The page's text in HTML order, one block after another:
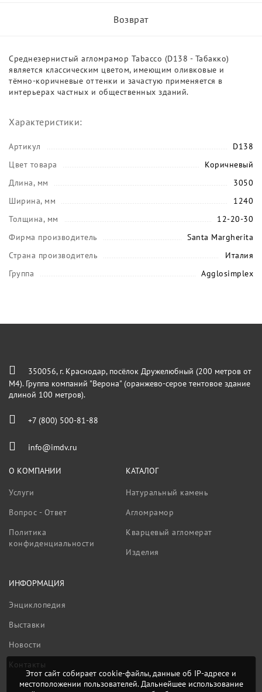
Возврат
Среднезернистый агломрамор Tabacco (D138 - Табакко)
является классическим цветом, имеющим оливковые и
тёмно-коричневые оттенки и зачастую применяется в
интерьерах частных и общественных зданий.
Характеристики:
Артикул
D138
Цвет товара
Коричневый
Длина, мм
3050
Ширина, мм
1240
Толщина, мм
12-20-30
Фирма производитель
Santa Margherita
Страна производитель
Италия
Группа
Agglosimplex
350056, г. Краснодар, посёлок Дружелюбный (200 метров от
М4). Группа компаний "Верона" (оранжево-серое тентовое здание
длиной 100 метров).
+7 (800) 500-81-88
info@imdv.ru
О КОМПАНИИ
Услуги
Вопрос - Ответ
Политика
конфиденциальности
КАТАЛОГ
Натуральный камень
Агломрамор
Кварцевый агломерат
Изделия
ИНФОРМАЦИЯ
Энциклопедия
Выставки
Новости
Контакты
Этот сайт собирает cookie-файлы, данные об IP-адресе и
местоположении пользователей. Дальнейшее использование